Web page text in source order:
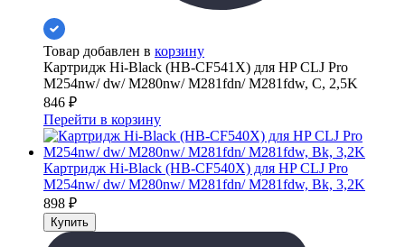
Товар добавлен в корзину
Картридж Hi-Black (HB-CF541X) для HP CLJ Pro
M254nw/ dw/ M280nw/ M281fdn/ M281fdw, C, 2,5K
846 ₽
Перейти в корзину
Картридж Hi-Black (HB-CF540X) для HP CLJ Pro
M254nw/ dw/ M280nw/ M281fdn/ M281fdw, Bk, 3,2K
898 ₽